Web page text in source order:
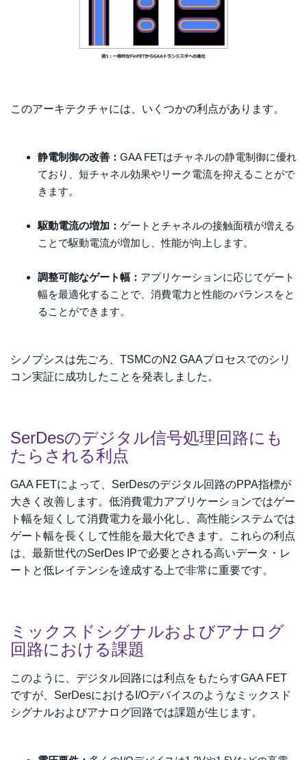
このアーキテクチャには、いくつかの利点があります。
静電制御の改善： GAA FETはチャネルの静電制御に優れ
ており、短チャネル効果やリーク電流を抑えることがで
きます。
駆動電流の増加： ゲートとチャネルの接触面積が増える
ことで駆動電流が増加し、性能が向上します。
調整可能なゲート幅： アプリケーションに応じてゲート
幅を最適化することで、消費電力と性能のバランスをと
ることができます。
シノプシスは先ごろ、TSMCのN2 GAAプロセスでのシリ
コン実証に成功したことを発表しました。
SerDesのデジタル信号処理回路にも
たらされる利点
GAA FETによって、SerDesのデジタル回路のPPA指標が
大きく改善します。低消費電力アプリケーションではゲー
ト幅を短くして消費電力を最小化し、高性能システムでは
ゲート幅を長くして性能を最大化できます。これらの利点
は、最新世代のSerDes IPで必要とされる高いデータ・レ
ートと低レイテンシを達成する上で非常に重要です。
ミックスドシグナルおよびアナログ
回路における課題
このように、デジタル回路には利点をもたらすGAA FET
ですが、SerDesにおけるI/Oデバイスのようなミックスド
シグナルおよびアナログ回路では課題が生じます。